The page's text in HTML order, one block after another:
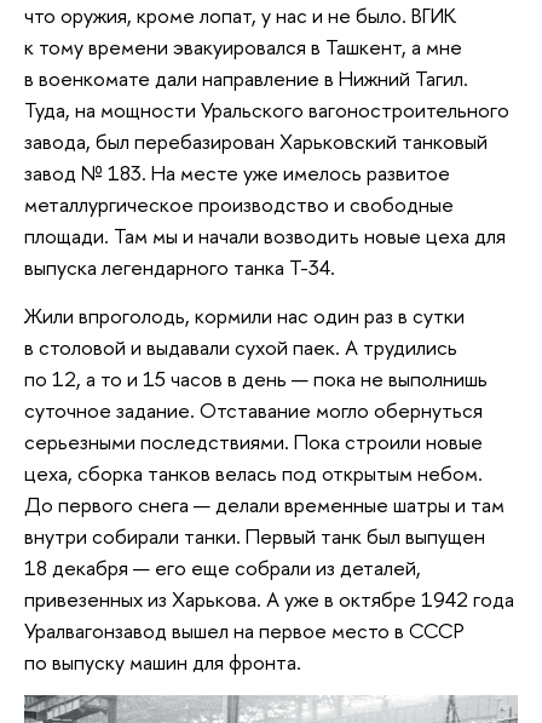
что оружия, кроме лопат, у нас и не было. ВГИК
к тому времени эвакуировался в Ташкент, а мне
в военкомате дали направление в Нижний Тагил.
Туда, на мощности Уральского вагоностроительного
завода, был перебазирован Харьковский танковый
завод № 183. На месте уже имелось развитое
металлургическое производство и свободные
площади. Там мы и начали возводить новые цеха для
выпуска легендарного танка Т-34.
Жили впроголодь, кормили нас один раз в сутки
в столовой и выдавали сухой паек. А трудились
по 12, а то и 15 часов в день — пока не выполнишь
суточное задание. Отставание могло обернуться
серьезными последствиями. Пока строили новые
цеха, сборка танков велась под открытым небом.
До первого снега — делали временные шатры и там
внутри собирали танки. Первый танк был выпущен
18 декабря — его еще собрали из деталей,
привезенных из Харькова. А уже в октябре 1942 года
Уралвагонзавод вышел на первое место в СССР
по выпуску машин для фронта.